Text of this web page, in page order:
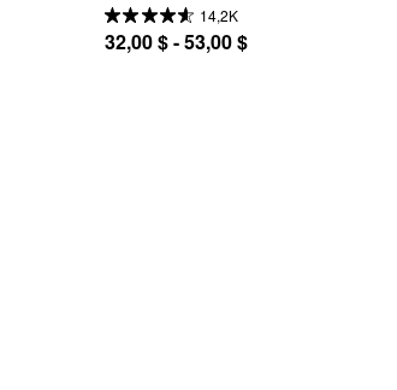
14,2K
32,00 $ - 53,00 $